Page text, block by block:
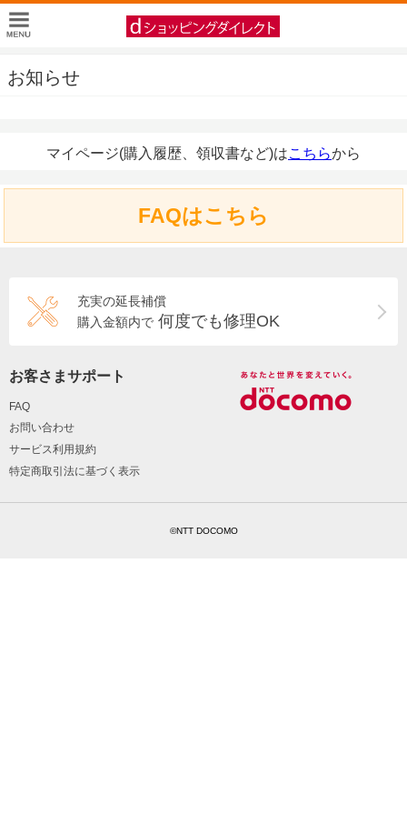
お知らせ
マイページ(購入履歴、領収書など)はこちらから
FAQはこちら
充実の延長補償
購入金額内で 何度でも修理OK
お客さまサポート
FAQ
お問い合わせ
サービス利用規約
特定商取引法に基づく表示
©NTT DOCOMO